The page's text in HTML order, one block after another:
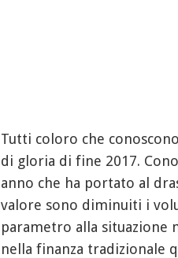
Tutti coloro che
di gloria di fine 2017.
anno che ha portato al
valore sono diminuiti i
parametro alla situazione
nella finanza tradizionale